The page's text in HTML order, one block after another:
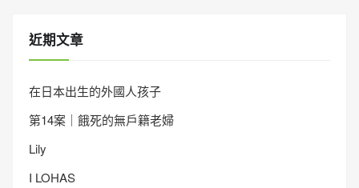
近期文章
在日本出生的外國人孩子
第14案｜餓死的無戶籍老婦
Lily
I LOHAS